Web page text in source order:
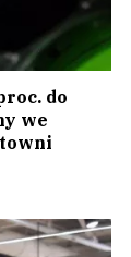
do
we